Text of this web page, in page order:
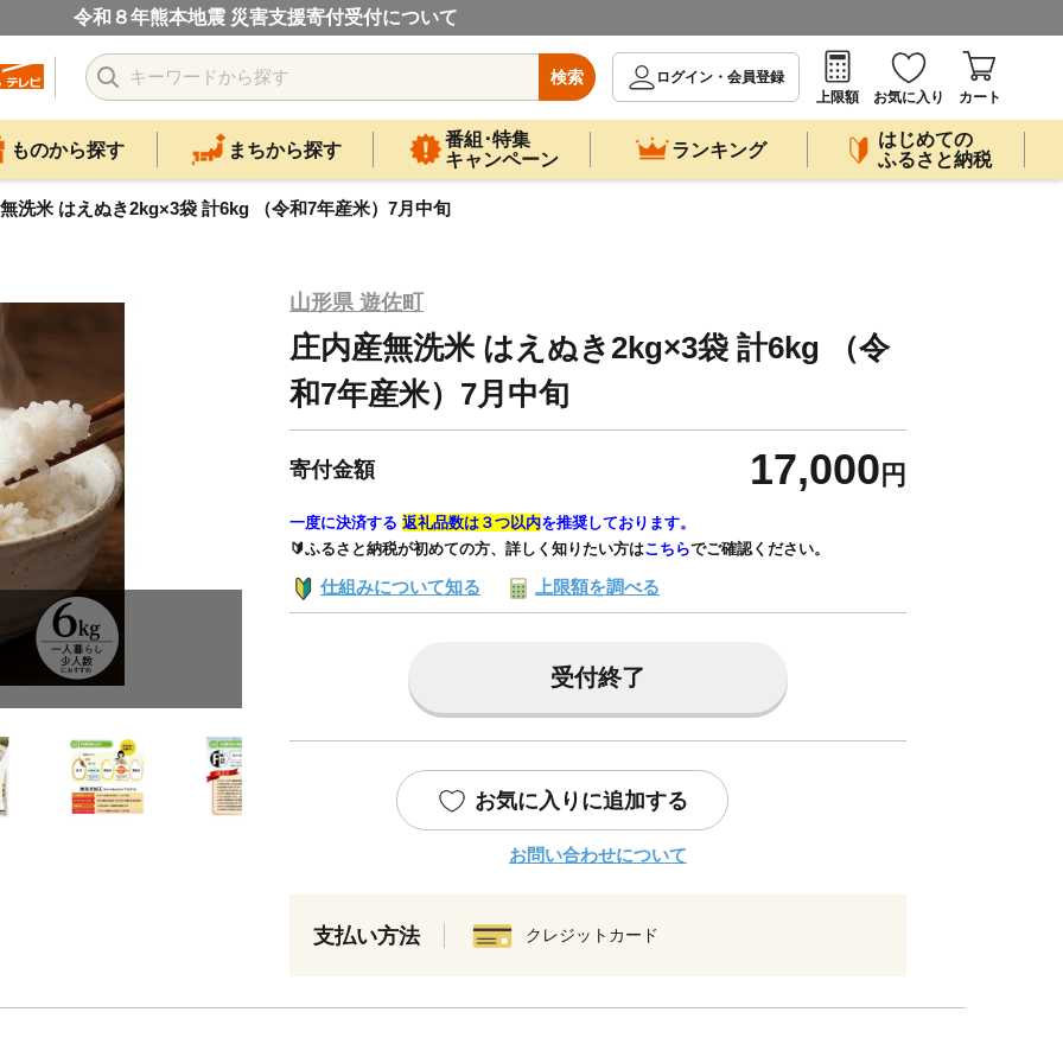
令和８年熊本地震 災害支援寄付受付について
検索
ログイン・会員登録
上限額
お気に入り カート
ものから探す まちから探す
番組･特集
キャンペーン
ランキング
はじめての
ふるさと納税
洗米 はえぬき2kg×3袋 計6kg （令和7年産米）7月中旬
山形県 遊佐町
庄内産無洗米 はえぬき2kg×3袋 計6kg （令
和7年産米）7月中旬
寄付金額 17,000 円
一度に決済する 返礼品数は３つ以内を推奨しております。
🔰ふるさと納税が初めての方、詳しく知りたい方はこちらでご確認ください。
仕組みについて知る 上限額を調べる
受付終了
お気に入りに追加する
お問い合わせについて
支払い方法 クレジットカード